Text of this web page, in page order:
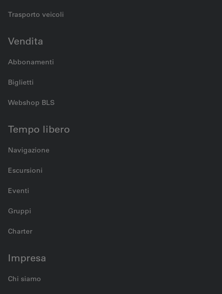
Trasporto veicoli
Vendita
Abbonamenti
Biglietti
Webshop BLS
Tempo libero
Navigazione
Escursioni
Eventi
Gruppi
Charter
Impresa
Chi siamo